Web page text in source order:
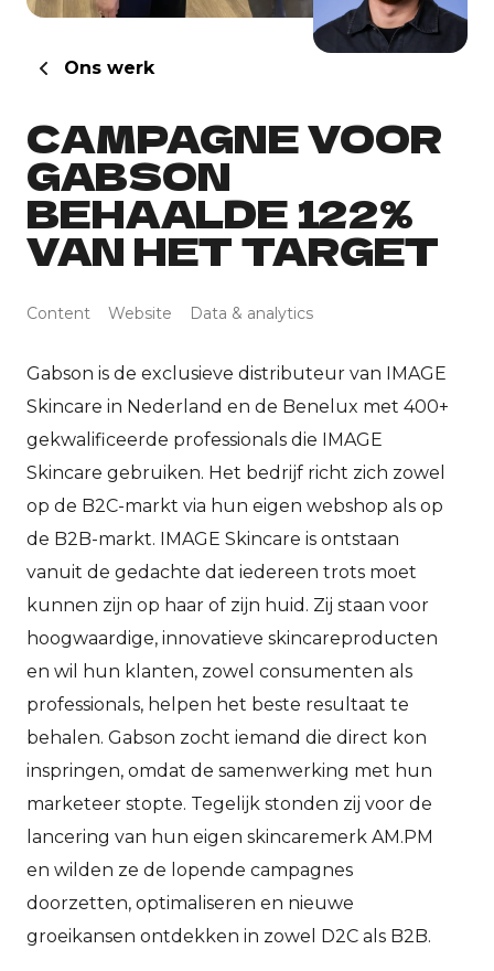
Ons werk
CAMPAGNE VOOR
GABSON
BEHAALDE 122%
VAN HET TARGET
Content Website Data & analytics
Gabson is de exclusieve distributeur van IMAGE
Skincare in Nederland en de Benelux met 400+
gekwalificeerde professionals die IMAGE
Skincare gebruiken. Het bedrijf richt zich zowel
op de B2C-markt via hun eigen webshop als op
de B2B-markt. IMAGE Skincare is ontstaan
vanuit de gedachte dat iedereen trots moet
kunnen zijn op haar of zijn huid. Zij staan voor
hoogwaardige, innovatieve skincareproducten
en wil hun klanten, zowel consumenten als
professionals, helpen het beste resultaat te
behalen. Gabson zocht iemand die direct kon
inspringen, omdat de samenwerking met hun
marketeer stopte. Tegelijk stonden zij voor de
lancering van hun eigen skincaremerk AM.PM
en wilden ze de lopende campagnes
doorzetten, optimaliseren en nieuwe
groeikansen ontdekken in zowel D2C als B2B.